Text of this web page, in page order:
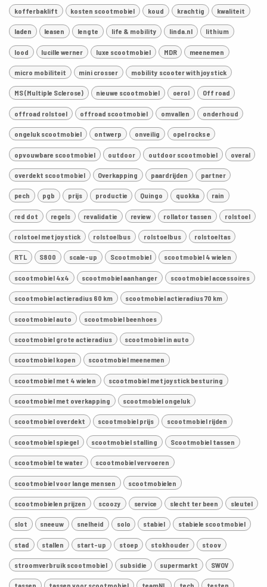
kofferbaklift kosten scootmobiel koud krachtig kwaliteit
laden leasen lengte life & mobility linda.nl lithium
lood lucille werner luxe scootmobiel MDR meenemen
micro mobiliteit mini crosser mobility scooter with joystick
MS (Multiple Sclerose) nieuwe scootmobiel oerol Off road
offroad rolstoel offroad scootmobiel omvallen onderhoud
ongeluk scootmobiel ontwerp onveilig opel rocks e
opvouwbare scootmobiel outdoor outdoor scootmobiel overal
overdekt scootmobiel Overkapping paardrijden partner
pech pgb prijs productie Quingo quokka rain
red dot regels revalidatie review rollator tassen rolstoel
rolstoel met joystick rolstoelbus rolstoelbus rolstoeltas
RTL S800 scale-up Scootmobiel scootmobiel 4 wielen
scootmobiel 4x4 scootmobiel aanhanger scootmobiel accessoires
scootmobiel actieradius 60 km scootmobiel actieradius 70 km
scootmobiel auto scootmobiel beenhoes
scootmobiel grote actieradius scootmobiel in auto
scootmobiel kopen scootmobiel meenemen
scootmobiel met 4 wielen scootmobiel met joystick besturing
scootmobiel met overkapping scootmobiel ongeluk
scootmobiel overdekt scootmobiel prijs scootmobiel rijden
scootmobiel spiegel scootmobiel stalling Scootmobiel tassen
scootmobiel te water scootmobiel vervoeren
scootmobiel voor lange mensen scootmobielen
scootmobielen prijzen scoozy service slecht ter been sleutel
slot sneeuw snelheid solo stabiel stabiele scootmobiel
stad stallen start-up stoep stokhouder stoov
stroomverbruik scootmobiel subsidie supermarkt SWOV